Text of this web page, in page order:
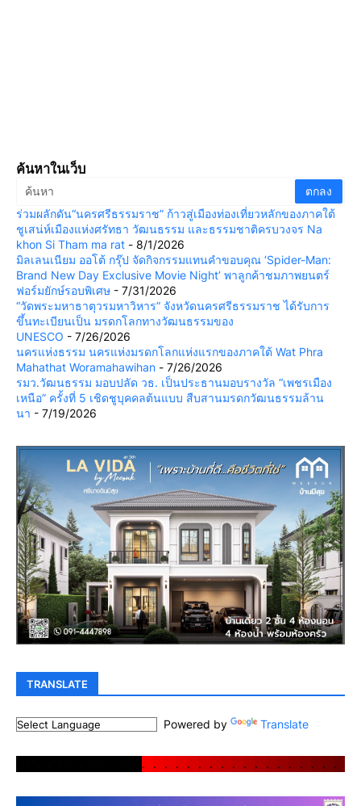
ค้นหาในเว็บ
ร่วมผลักดัน“นครศรีธรรมราช” ก้าวสู่เมืองท่องเที่ยวหลักของภาคใต้
ชูเสน่ห์เมืองแห่งศรัทธา วัฒนธรรม และธรรมชาติครบวงจร Na
khon Si Tham ma rat - 8/1/2026
มิลเลนเนียม ออโต้ กรุ๊ป จัดกิจกรรมแทนคำขอบคุณ ‘Spider-Man:
Brand New Day Exclusive Movie Night’ พาลูกค้าชมภาพยนตร์
ฟอร์มยักษ์รอบพิเศษ - 7/31/2026
“วัดพระมหาธาตุวรมหาวิหาร” จังหวัดนครศรีธรรมราช ได้รับการ
ขึ้นทะเบียนเป็น มรดกโลกทางวัฒนธรรมของ
UNESCO - 7/26/2026
นครแห่งธรรม นครแห่งมรดกโลกแห่งแรกของภาคใต้ Wat Phra
Mahathat Woramahawihan - 7/26/2026
รมว.วัฒนธรรม มอบปลัด วธ. เป็นประธานมอบรางวัล “เพชรเมือง
เหนือ” ครั้งที่ 5 เชิดชูบุคคลต้นแบบ สืบสานมรดกวัฒนธรรมล้าน
นา - 7/19/2026
TRANSLATE
Powered by Translate
. . . . . . . . . . . . . . . . . .